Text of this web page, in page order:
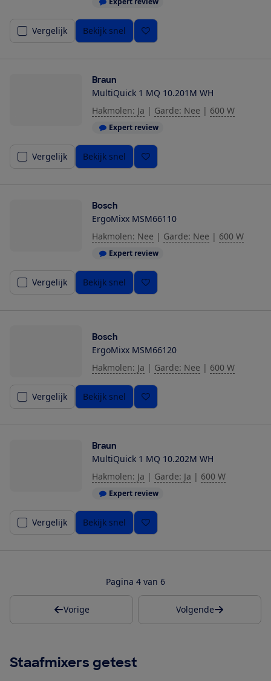
Vergelijk Bekijk snel
Braun
MultiQuick 1 MQ 10.201M WH
Hakmolen: Ja | Garde: Nee | 600 W
Expert review
Vergelijk Bekijk snel
Bosch
ErgoMixx MSM66110
Hakmolen: Nee | Garde: Nee | 600 W
Expert review
Vergelijk Bekijk snel
Bosch
ErgoMixx MSM66120
Hakmolen: Ja | Garde: Nee | 600 W
Vergelijk Bekijk snel
Braun
MultiQuick 1 MQ 10.202M WH
Hakmolen: Ja | Garde: Ja | 600 W
Expert review
Vergelijk Bekijk snel
Pagina 4 van 6
Vorige Volgende
Staafmixers getest